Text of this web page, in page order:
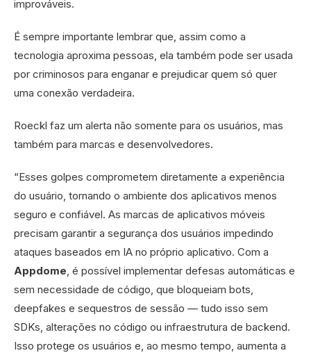
improváveis.
É sempre importante lembrar que, assim como a
tecnologia aproxima pessoas, ela também pode ser usada
por criminosos para enganar e prejudicar quem só quer
uma conexão verdadeira.
Roeckl faz um alerta não somente para os usuários, mas
também para marcas e desenvolvedores.
“Esses golpes comprometem diretamente a experiência
do usuário, tornando o ambiente dos aplicativos menos
seguro e confiável. As marcas de aplicativos móveis
precisam garantir a segurança dos usuários impedindo
ataques baseados em IA no próprio aplicativo. Com a
Appdome , é possível implementar defesas automáticas e
sem necessidade de código, que bloqueiam bots,
deepfakes e sequestros de sessão — tudo isso sem
SDKs, alterações no código ou infraestrutura de backend.
Isso protege os usuários e, ao mesmo tempo, aumenta a